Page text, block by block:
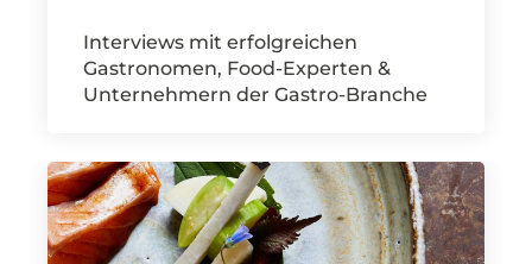
Interviews mit erfolgreichen
Gastronomen, Food-Experten &
Unternehmern der Gastro-Branche